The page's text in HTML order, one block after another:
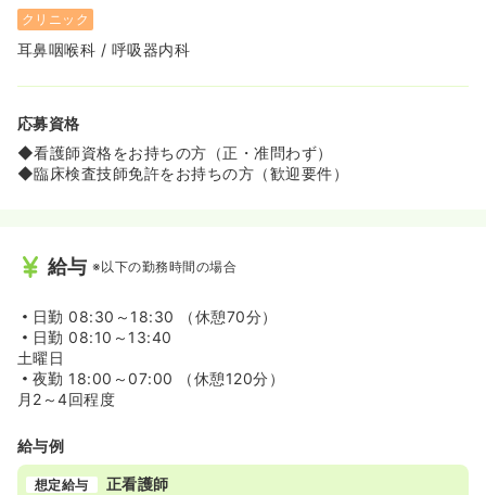
クリニック
耳鼻咽喉科 / 呼吸器内科
応募資格
◆看護師資格をお持ちの方（正・准問わず）
◆臨床検査技師免許をお持ちの方（歓迎要件）
給与 ※以下の勤務時間の場合
日勤 08:30～18:30 （休憩70分）
日勤 08:10～13:40
土曜日
夜勤 18:00～07:00 （休憩120分）
月2～4回程度
給与例
想定給与 正看護師